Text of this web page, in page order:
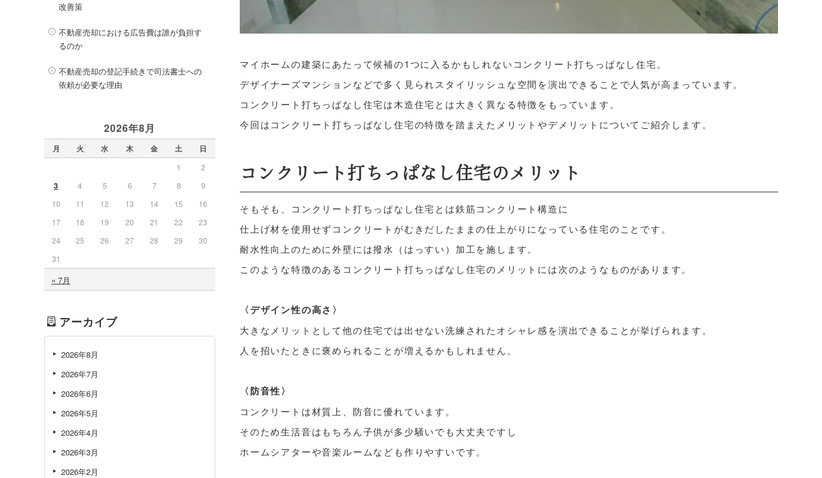
マイホームの建築にあたって候補の1つに入るかもしれないコンクリート打ちっぱなし住宅。
デザイナーズマンションなどで多く見られスタイリッシュな空間を演出できることで人気が高まっています。
コンクリート打ちっぱなし住宅は木造住宅とは大きく異なる特徴をもっています。
今回はコンクリート打ちっぱなし住宅の特徴を踏まえたメリットやデメリットについてご紹介します。
コンクリート打ちっぱなし住宅のメリット
そもそも、コンクリート打ちっぱなし住宅とは鉄筋コンクリート構造に
仕上げ材を使用せずコンクリートがむきだしたままの仕上がりになっている住宅のことです。
耐水性向上のために外壁には撥水（はっすい）加工を施します。
このような特徴のあるコンクリート打ちっぱなし住宅のメリットには次のようなものがあります。
〈デザイン性の高さ〉
大きなメリットとして他の住宅では出せない洗練されたオシャレ感を演出できることが挙げられます。
人を招いたときに褒められることが増えるかもしれません。
〈防音性〉
コンクリートは材質上、防音に優れています。
そのため生活音はもちろん子供が多少騒いでも大丈夫ですし
ホームシアターや音楽ルームなども作りやすいです。
改善策
不動産売却における広告費は誰が負担す
るのか
不動産売却の登記手続きで司法書士への
依頼が必要な理由
2026年8月
月 火 水 木 金 土 日
« 7月
1 2
3 4 5 6 7 8
9
10
11 12 13 14 15
16
17
18 19 20 21 22
23
24
25 26 27 28 29
30
31
アーカイブ
2026年8月
2026年7月
2026年6月
2026年5月
2026年4月
2026年3月
2026年2月